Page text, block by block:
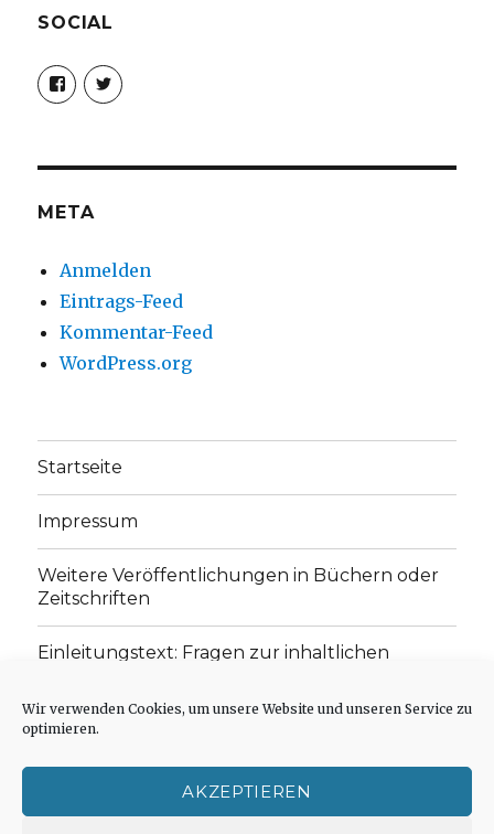
Wir verwenden Cookies, um unsere Website und unseren Service zu
optimieren.
AKZEPTIEREN
SOCIAL
Profil
von
christoph.fleischer1
anzeigen
Profil
von
anzeigen
META
Anmelden
Eintrags-Feed
Kommentar-Feed
WordPress.org
Startseite
Impressum
Weitere Veröffentlichungen in Büchern oder
Zeitschriften
Einleitungstext: Fragen zur inhaltlichen
„schwachen Glaubens“